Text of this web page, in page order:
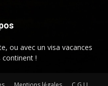
ou avec un visa vacances
continent !